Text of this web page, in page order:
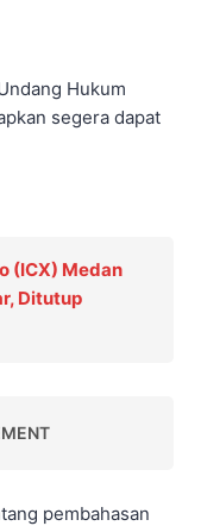
Hukum
segera dapat
(ICX) Medan
Ditutup
pembahasan